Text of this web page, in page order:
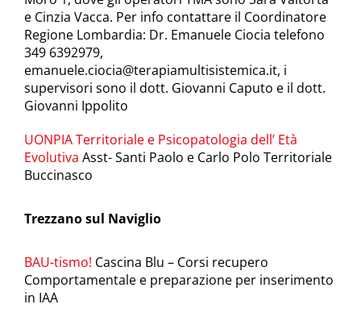
e Cinzia Vacca. Per info contattare il Coordinatore
Regione Lombardia: Dr. Emanuele Ciocia telefono
349 6392979,
emanuele.ciocia@terapiamultisistemica.it, i
supervisori sono il dott. Giovanni Caputo e il dott.
Giovanni Ippolito
UONPIA Territoriale e Psicopatologia dell’ Età
Evolutiva Asst- Santi Paolo e Carlo Polo Territoriale
Buccinasco
Trezzano sul Naviglio
BAU-tismo! Cascina Blu – Corsi recupero
Comportamentale e preparazione per inserimento
in IAA